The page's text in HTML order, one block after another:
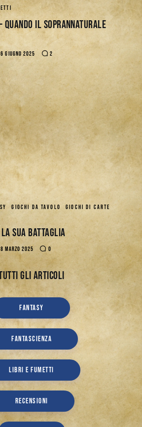
Quando il Soprannaturale
GIUGNO 2025 2
GIOCHI DA TAVOLO
GIOCHI DI CARTE
Sua Battaglia
MARZO 2025 0
gli articoli
FANTASY
FANTASCIENZA
LIBRI E FUMETTI
RECENSIONI